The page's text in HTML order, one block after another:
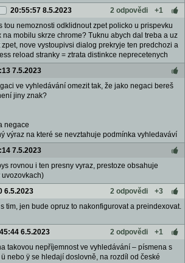
20:55:57 8.5.2023 2 odpovědi
+1
tou nemoznosti odklidnout zpet policko u prispevku
na mobilu skrze chrome? Tuknu abych dal treba a uz
nove vystoupivsi dialog prekryje ten predchozi a
reload stranky = ztrata distinkce neprecetenych
7.5.2023
ve vyhledávání omezit tak, že jako negaci bereš
jiny znak?
negace
výraz na které se nevztahuje podmínka vyhledaváví
7.5.2023
rovnou i ten presny vyraz, prestoze obsahuje
6.5.2023 2 odpovědi
+3
s tim, jen bude opruz to nakonfigurovat a preindexovat.
6.5.2023 2 odpovědi
+1
takovou nepříjemnost ve vyhledávání – písmena s
nebo ÿ se hledají doslovně, na rozdíl od české